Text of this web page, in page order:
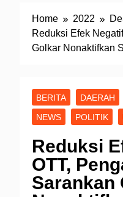
Home 2022
Reduksi Efek
Golkar Nonaktifkan
BERITA DAERAH
NEWS
POLITIK
Reduksi
OTT,
Sarankan